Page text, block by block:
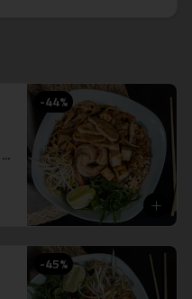
-44%
-45%